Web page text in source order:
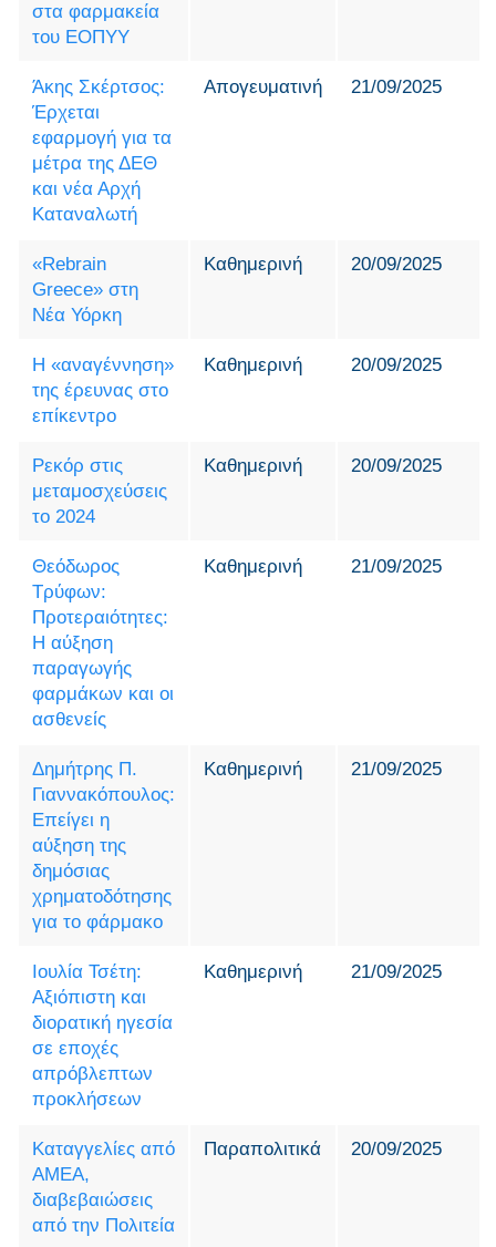
στα φαρμακεία
του ΕΟΠΥΥ
Άκης Σκέρτσος:
Έρχεται
εφαρμογή για τα
μέτρα της ΔΕΘ
και νέα Αρχή
Καταναλωτή
Απογευματινή 21/09/2025
«Rebrain
Greece» στη
Νέα Υόρκη
Καθημερινή 20/09/2025
Η «αναγέννηση»
της έρευνας στο
επίκεντρο
Καθημερινή 20/09/2025
Ρεκόρ στις
μεταμοσχεύσεις
το 2024
Καθημερινή 20/09/2025
Θεόδωρος
Τρύφων:
Προτεραιότητες:
Η αύξηση
παραγωγής
φαρμάκων και οι
ασθενείς
Καθημερινή 21/09/2025
Δημήτρης Π.
Γιαννακόπουλος:
Επείγει η
αύξηση της
δημόσιας
χρηματοδότησης
για το φάρμακο
Καθημερινή 21/09/2025
Ιουλία Τσέτη:
Αξιόπιστη και
διορατική ηγεσία
σε εποχές
απρόβλεπτων
προκλήσεων
Καθημερινή 21/09/2025
Καταγγελίες από
ΑΜΕΑ,
διαβεβαιώσεις
από την Πολιτεία
Παραπολιτικά 20/09/2025